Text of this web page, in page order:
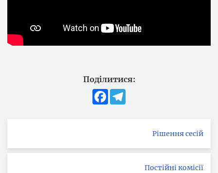
Поділитися:
Facebook
Рішення сесій
Постійні комісії